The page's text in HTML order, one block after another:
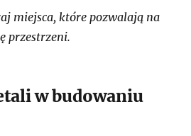
miejsca, które pozwalają na
przestrzeni.
w budowaniu